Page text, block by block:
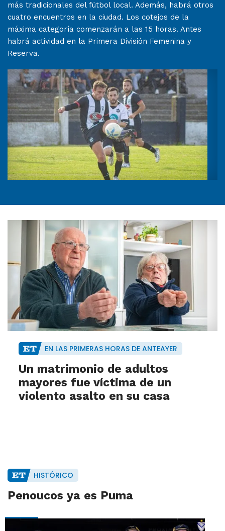
más tradicionales del fútbol local. Además, habrá otros
cuatro encuentros en la ciudad. Los cotejos de la
máxima categoría comenzarán a las 15 horas. Antes
habrá actividad en la Primera División Femenina y
Reserva.
EN LAS PRIMERAS HORAS DE ANTEAYER
Un matrimonio de adultos
mayores fue víctima de un
violento asalto en su casa
HISTÓRICO
Penoucos ya es Puma